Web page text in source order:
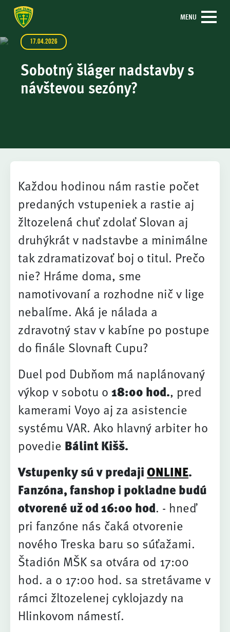
MENU
17.04.2026
Sobotný šláger nadstavby s
návštevou sezóny?
Každou hodinou nám rastie počet
predaných vstupeniek a rastie aj
žltozelená chuť zdolať Slovan aj
druhýkrát v nadstavbe a minimálne
tak zdramatizovať boj o titul. Prečo
nie? Hráme doma, sme
namotivovaní a rozhodne nič v lige
nebalíme. Aká je nálada a
zdravotný stav v kabíne po postupe
do finále Slovnaft Cupu?
Duel pod Dubňom má naplánovaný
výkop v sobotu o 18:00 hod., pred
kamerami Voyo aj za asistencie
systému VAR. Ako hlavný arbiter ho
povedie Bálint Kišš.
Vstupenky sú v predajiONLINE.
Fanzóna, fanshop i pokladne budú
otvorené už od 16:00 hod. - hneď
pri fanzóne nás čaká otvorenie
nového Treska baru so súťažami.
Štadión MŠK sa otvára od 17:00
hod. a o 17:00 hod. sa stretávame v
rámci žltozelenej cyklojazdy na
Hlinkovom námestí.